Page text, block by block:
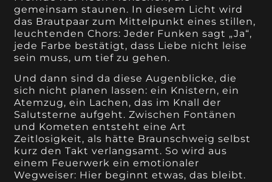
gemeinsam staunen. In diesem Licht wird
das Brautpaar zum Mittelpunkt eines stillen,
leuchtenden Chors: Jeder Funken sagt „Ja“,
jede Farbe bestätigt, dass Liebe nicht leise
sein muss, um tief zu gehen.
Und dann sind da diese Augenblicke, die
sich nicht planen lassen: ein Knistern, ein
Atemzug, ein Lachen, das im Knall der
Salutsterne aufgeht. Zwischen Fontänen
und Kometen entsteht eine Art
Zeitlosigkeit, als hätte Braunschweig selbst
kurz den Takt verlangsamt. So wird aus
einem Feuerwerk ein emotionaler
Wegweiser: Hier beginnt etwas, das bleibt.